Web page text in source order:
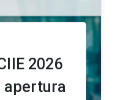
2026
apertura